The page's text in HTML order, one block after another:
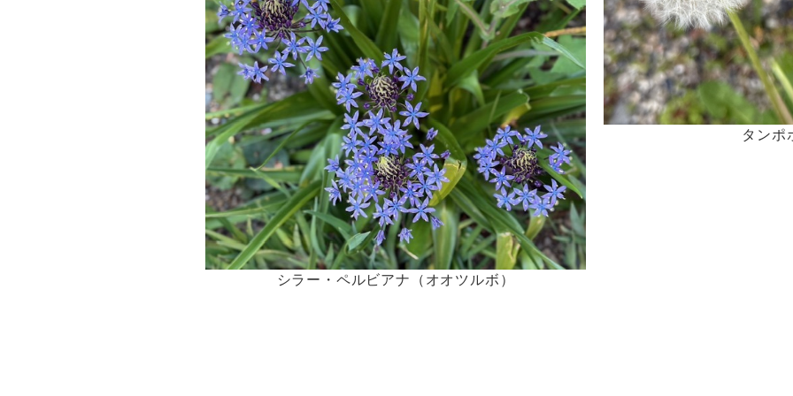
シラー・ペルビアナ（オオツルボ）
タンポ